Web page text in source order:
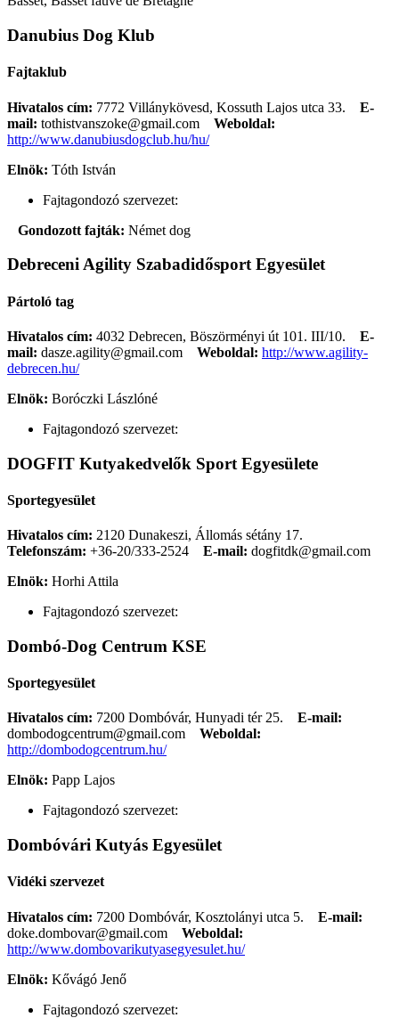
Danubius Dog Klub
Fajtaklub
Hivatalos cím: 7772 Villánykövesd, Kossuth Lajos utca 33. E-
mail: tothistvanszoke@gmail.com
Weboldal:
http://www.danubiusdogclub.hu/hu/
Elnök: Tóth István
Fajtagondozó szervezet:
Gondozott fajták: Német dog
Debreceni Agility Szabadidősport Egyesület
Pártoló tag
Hivatalos cím: 4032 Debrecen, Böszörményi út 101. III/10. E-
mail: dasze.agility@gmail.com Weboldal: http://www.agility-
debrecen.hu/
Elnök: Boróczki Lászlóné
Fajtagondozó szervezet:
DOGFIT Kutyakedvelők Sport Egyesülete
Sportegyesület
Hivatalos cím: 2120 Dunakeszi, Állomás sétány 17.
Telefonszám: +36-20/333-2524 E-mail: dogfitdk@gmail.com
Elnök: Horhi Attila
Fajtagondozó szervezet:
Dombó-Dog Centrum KSE
Sportegyesület
Hivatalos cím: 7200 Dombóvár, Hunyadi tér 25. E-mail:
dombodogcentrum@gmail.com
Weboldal:
http://dombodogcentrum.hu/
Elnök: Papp Lajos
Fajtagondozó szervezet:
Dombóvári Kutyás Egyesület
Vidéki szervezet
Hivatalos cím: 7200 Dombóvár, Kosztolányi utca 5. E-mail:
doke.dombovar@gmail.com
Weboldal:
http://www.dombovarikutyasegyesulet.hu/
Elnök: Kővágó Jenő
Fajtagondozó szervezet: